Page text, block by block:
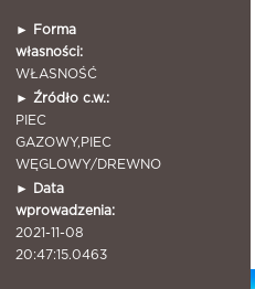
►
Forma
własności:
WŁASNOŚĆ
► Źródło c.w.:
PIEC
GAZOWY,PIEC
WĘGLOWY/DREWNO
►
Data
wprowadzenia:
2021-11-08
20:47:15.0463